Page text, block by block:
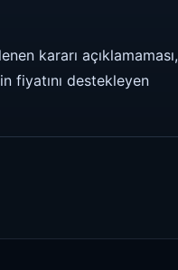
kararı açıklamaması,
fiyatını destekleyen